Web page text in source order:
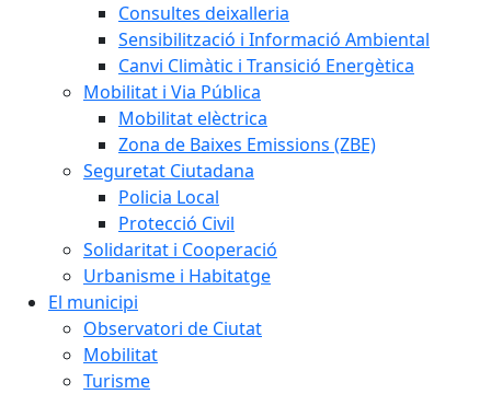
Consultes deixalleria
Sensibilització i Informació Ambiental
Canvi Climàtic i Transició Energètica
Mobilitat i Via Pública
Mobilitat elèctrica
Zona de Baixes Emissions (ZBE)
Seguretat Ciutadana
Policia Local
Protecció Civil
Solidaritat i Cooperació
Urbanisme i Habitatge
El municipi
Observatori de Ciutat
Mobilitat
Turisme